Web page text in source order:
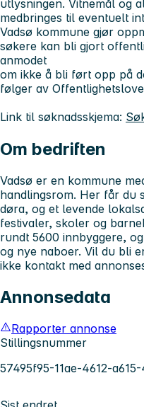
utlysningen. Vitnemål og
medbringes til eventuelt
Vadsø kommune gjør
søkere kan bli gjort
anmodet
om ikke å bli ført opp på
følger av
Link til søknadsskjema:
Om bedriften
Vadsø er en kommune
handlingsrom. Her får
døra, og et levende
festivaler, skoler og
rundt 5600 innbyggere,
og nye naboer. Vil du bli
ikke kontakt med
Annonsedata
Rapporter annonse
Stillingsnummer
57495f95-11ae-4612-